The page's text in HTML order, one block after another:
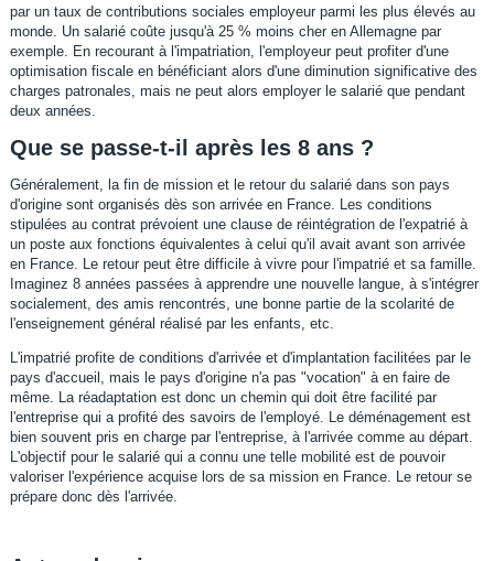
par un taux de contributions sociales employeur parmi les plus élevés au
monde. Un salarié coûte jusqu'à 25 % moins cher en Allemagne par
exemple. En recourant à l'impatriation, l'employeur peut profiter d'une
optimisation fiscale en bénéficiant alors d'une diminution significative des
charges patronales, mais ne peut alors employer le salarié que pendant
deux années.
Que se passe-t-il après les 8 ans ?
Généralement, la fin de mission et le retour du salarié dans son pays
d'origine sont organisés dès son arrivée en France. Les conditions
stipulées au contrat prévoient une clause de réintégration de l'expatrié à
un poste aux fonctions équivalentes à celui qu'il avait avant son arrivée
en France. Le retour peut être difficile à vivre pour l'impatrié et sa famille.
Imaginez 8 années passées à apprendre une nouvelle langue, à s'intégrer
socialement, des amis rencontrés, une bonne partie de la scolarité de
l'enseignement général réalisé par les enfants, etc.
L'impatrié profite de conditions d'arrivée et d'implantation facilitées par le
pays d'accueil, mais le pays d'origine n'a pas "vocation" à en faire de
même. La réadaptation est donc un chemin qui doit être facilité par
l'entreprise qui a profité des savoirs de l'employé. Le déménagement est
bien souvent pris en charge par l'entreprise, à l'arrivée comme au départ.
L'objectif pour le salarié qui a connu une telle mobilité est de pouvoir
valoriser l'expérience acquise lors de sa mission en France. Le retour se
prépare donc dès l'arrivée.